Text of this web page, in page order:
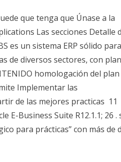
que tenga que Únase a la
Las secciones Detalle
es un sistema ERP sólido para
de diversos sectores, con
homologación del plan
Implementar las
de las mejores practicas 11
E-Business Suite R12.1.1; 26 .
para prácticas” con más de